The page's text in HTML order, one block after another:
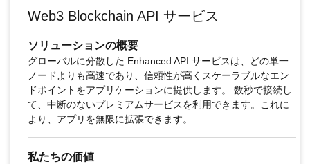
Web3 Blockchain API サービス
ソリューションの概要
グローバルに分散した Enhanced API サービスは、どの単一
ノードよりも高速であり、信頼性が高くスケーラブルなエン
ドポイントをアプリケーションに提供します。 数秒で接続し
て、中断のないプレミアムサービスを利用できます。これに
より、アプリを無限に拡張できます。
私たちの価値